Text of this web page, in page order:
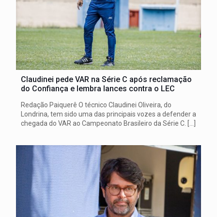
Claudinei pede VAR na Série C após reclamação
do Confiança e lembra lances contra o LEC
Redação Paiquerê O técnico Claudinei Oliveira, do
Londrina, tem sido uma das principais vozes a defender a
chegada do VAR ao Campeonato Brasileiro da Série C.